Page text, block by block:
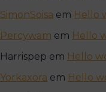
SimonSoisa em Hello
Percywam em Hello
Harrispep em Hello
Yorkaxora em Hello